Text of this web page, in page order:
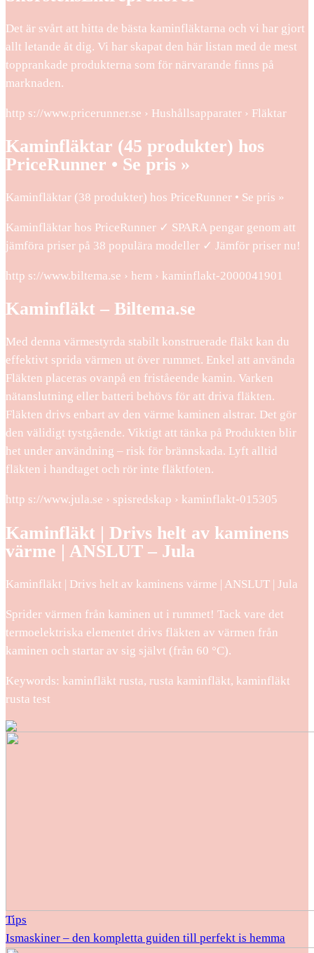
Det är svårt att hitta de bästa kaminfläktarna och vi har gjort
allt letande åt dig. Vi har skapat den här listan med de mest
topprankade produkterna som för närvarande finns på
marknaden.
http s://www.pricerunner.se › Hushållsapparater › Fläktar
Kaminfläktar (45 produkter) hos
PriceRunner • Se pris »
Kaminfläktar (38 produkter) hos PriceRunner • Se pris »
Kaminfläktar hos PriceRunner ✓ SPARA pengar genom att
jämföra priser på 38 populära modeller ✓ Jämför priser nu!
http s://www.biltema.se › hem › kaminflakt-2000041901
Kaminfläkt – Biltema.se
Med denna värmestyrda stabilt konstruerade fläkt kan du
effektivt sprida värmen ut över rummet. Enkel att använda
Fläkten placeras ovanpå en friståeende kamin. Varken
nätanslutning eller batteri behövs för att driva fläkten.
Fläkten drivs enbart av den värme kaminen alstrar. Det gör
den välidigt tystgående. Viktigt att tänka på Produkten blir
het under användning – risk för brännskada. Lyft alltid
fläkten i handtaget och rör inte fläktfoten.
http s://www.jula.se › spisredskap › kaminflakt-015305
Kaminfläkt | Drivs helt av kaminens
värme | ANSLUT – Jula
Kaminfläkt | Drivs helt av kaminens värme | ANSLUT | Jula
Sprider värmen från kaminen ut i rummet! Tack vare det
termoelektriska elementet drivs fläkten av värmen från
kaminen och startar av sig självt (från 60 °C).
Keywords: kaminfläkt rusta, rusta kaminfläkt, kaminfläkt
rusta test
Tips
Ismaskiner – den kompletta guiden till perfekt is hemma